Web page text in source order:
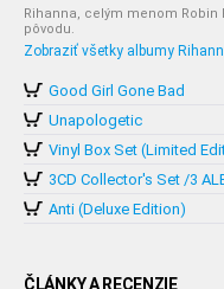
Rihanna, celým menom Robin
pôvodu.
Zobraziť všetky albumy
Good Girl Gone Bad
Unapologetic
Vinyl Box Set (Limited
3CD Collector's Set /3
Anti (Deluxe Edition)
ČLÁNKY A RECENZIE